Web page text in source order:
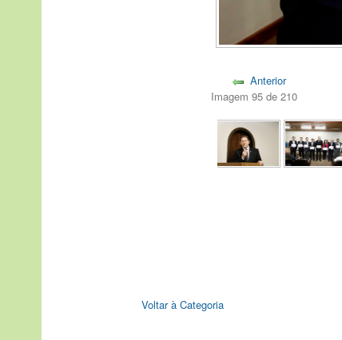
Anterior
Imagem 95 de 210
Voltar à Categoria